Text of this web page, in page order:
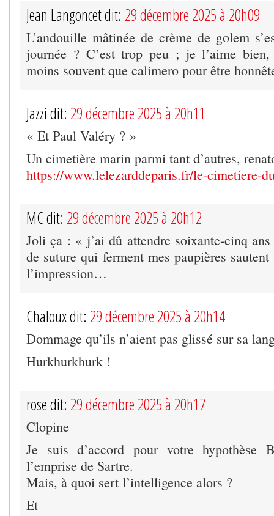
Jean Langoncet dit: 29 décembre 2025 à 20h09
L’andouille mâtinée de crème de golem
journée ? C’est trop peu ; je l’aime
moins souvent que calimero pour être
Jazzi dit: 29 décembre 2025 à 20h11
« Et Paul Valéry ? »
Un cimetière marin parmi tant d’autres,
https://www.lelezarddeparis.fr/le-cimetiere-
MC dit: 29 décembre 2025 à 20h12
Joli ça : « j’ai dû attendre soixante-cinq
de suture qui ferment mes paupières
l’impression…
Chaloux dit: 29 décembre 2025 à 20h14
Dommage qu’ils n’aient pas glissé sur sa
Hurkhurkhurk !
rose dit: 29 décembre 2025 à 20h17
Clopine
Je suis d’accord pour votre hypothèse
l’emprise de Sartre.
Mais, à quoi sert l’intelligence alors ?
Et